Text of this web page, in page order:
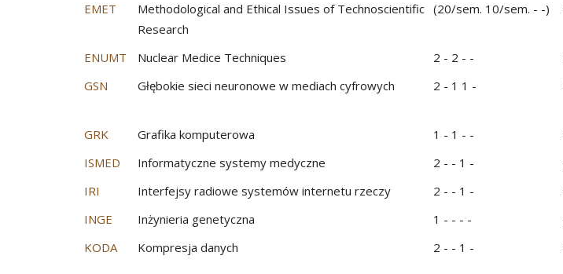
EMET
Methodological and Ethical Issues of Technoscientific
Research
(20/sem. 10/sem. - -)
ENUMT Nuclear Medice Techniques 2 - 2 - -
GSN
Głębokie sieci neuronowe w mediach cyfrowych 2 - 1 1 -
GRK Grafika komputerowa 1 - 1 - -
ISMED
Informatyczne systemy medyczne 2 - - 1 -
IRI
Interfejsy radiowe systemów internetu rzeczy 2 - - 1 -
INGE
Inżynieria genetyczna 1 - - - -
KODA
Kompresja danych 2 - - 1 -